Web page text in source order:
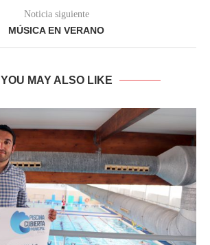
Noticia siguiente
MÚSICA EN VERANO
YOU MAY ALSO LIKE